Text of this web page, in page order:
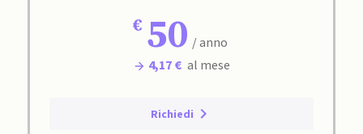
50 / anno
4,17 € al mese
Richiedi